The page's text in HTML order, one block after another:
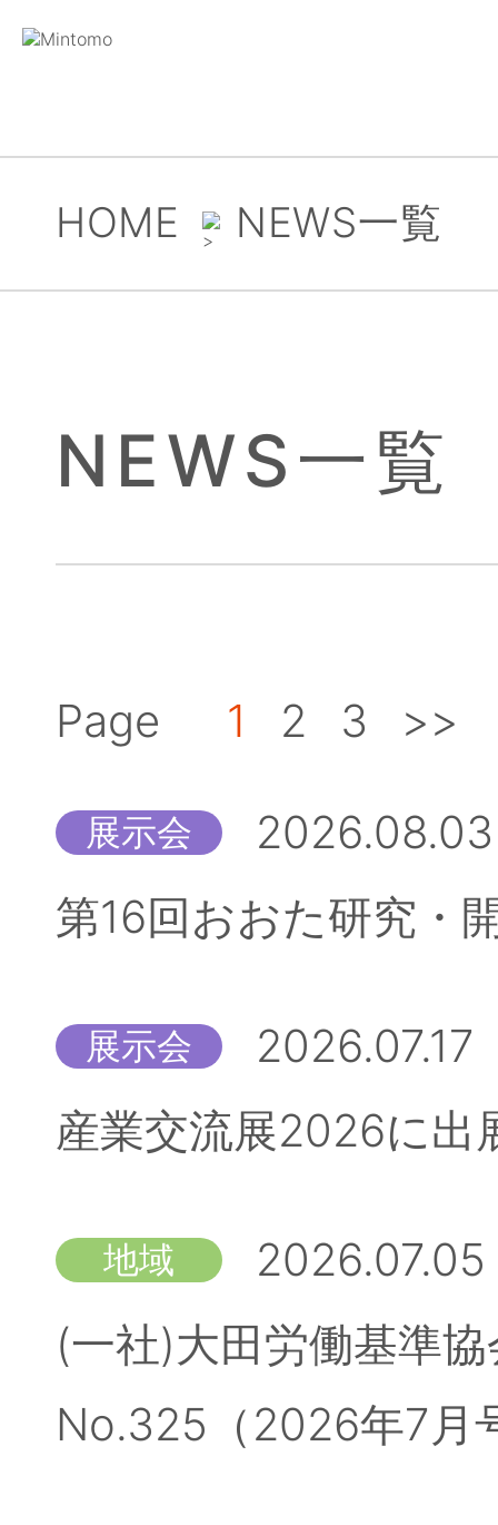
HOME NEWS一覧
NEWS一覧
Page 1 2 3 >>
展示会
2026.08.03
第16回おおた研究・
展示会
2026.07.17
産業交流展2026に出
地域
2026.07.05
(一社)大田労働基準
No.325（2026年7月